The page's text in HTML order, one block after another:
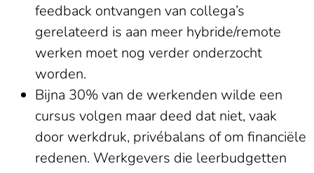
feedback ontvangen van collega’s
gerelateerd is aan meer hybride/remote
werken moet nog verder onderzocht
worden.
Bijna 30% van de werkenden wilde een
cursus volgen maar deed dat niet, vaak
door werkdruk, privébalans of om financiële
redenen. Werkgevers die leerbudgetten